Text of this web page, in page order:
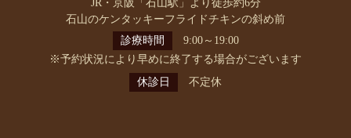
JR・京阪「石山駅」より徒歩約6分
石山のケンタッキーフライドチキンの斜め前
診療時間
9:00～19:00
※予約状況により早めに終了する場合がございます
休診日
不定休